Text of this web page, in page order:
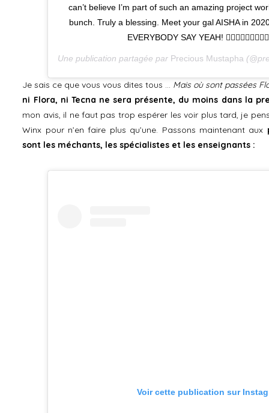
can’t believe I’m part of such an amazing project
bunch. Truly a blessing. Meet your gal AISHA in
EVERYBODY SAY YEAH!
Une publication partagée par Precious Mustapha
Je sais ce que vous vous dites tous … Mais où sont passées
ni Flora, ni Tecna ne sera présente, du moins dans la
mon avis, il ne faut pas trop espérer les voir plus tard, je
Winx pour n’en faire plus qu’une. Passons maintenant aux
sont les méchants, les spécialistes et les enseignants :
Voir cette publication sur